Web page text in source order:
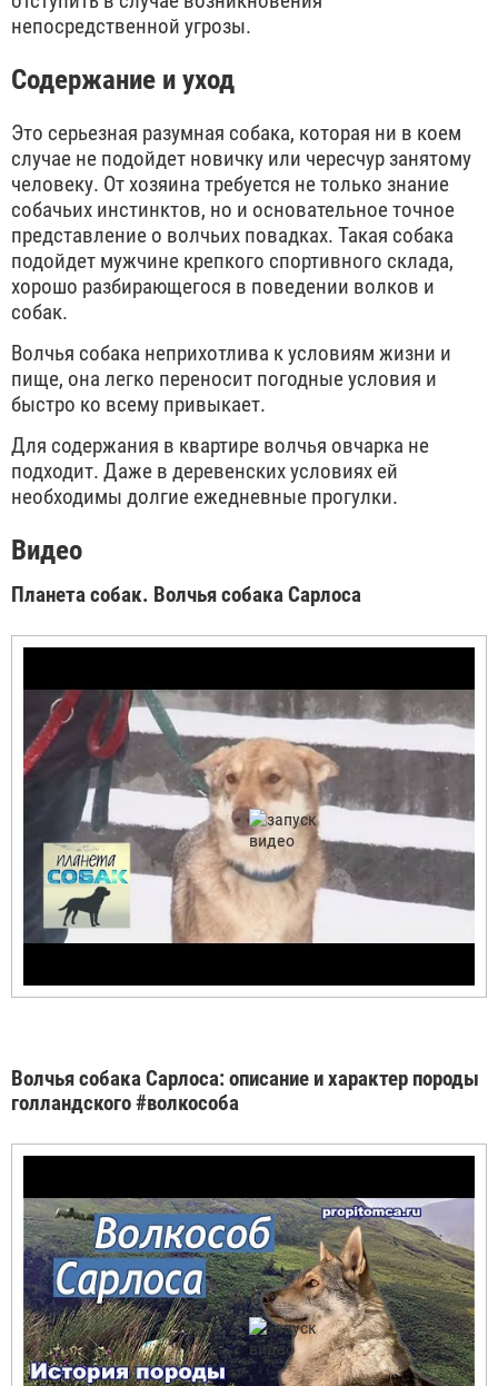
непосредственной угрозы.
Содержание и уход
Это серьезная разумная собака, которая ни в коем
случае не подойдет новичку или чересчур занятому
человеку. От хозяина требуется не только знание
собачьих инстинктов, но и основательное точное
представление о волчьих повадках. Такая собака
подойдет мужчине крепкого спортивного склада,
хорошо разбирающегося в поведении волков и
собак.
Волчья собака неприхотлива к условиям жизни и
пище, она легко переносит погодные условия и
быстро ко всему привыкает.
Для содержания в квартире волчья овчарка не
подходит. Даже в деревенских условиях ей
необходимы долгие ежедневные прогулки.
Видео
Планета собак. Волчья собака Сарлоса
Волчья собака Сарлоса: описание и характер породы
голландского #волкособа